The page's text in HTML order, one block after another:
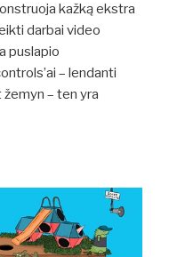
kažką ekstra
darbai video
puslapio
– lendanti
– ten yra